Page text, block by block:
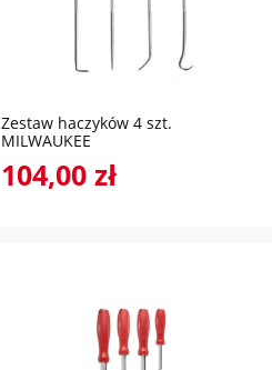
Zestaw haczyków 4 szt.
MILWAUKEE
104,00 zł
do koszyka